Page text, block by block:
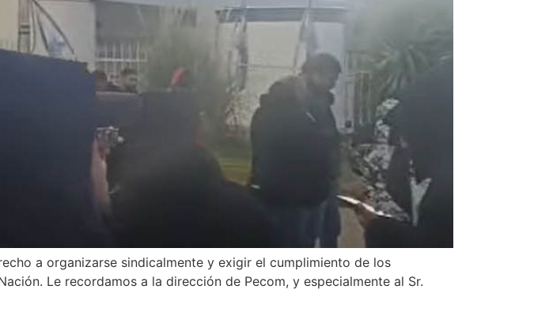
a organizarse sindicalmente y exigir el cumplimiento de los
Le recordamos a la dirección de Pecom, y especialmente al Sr.